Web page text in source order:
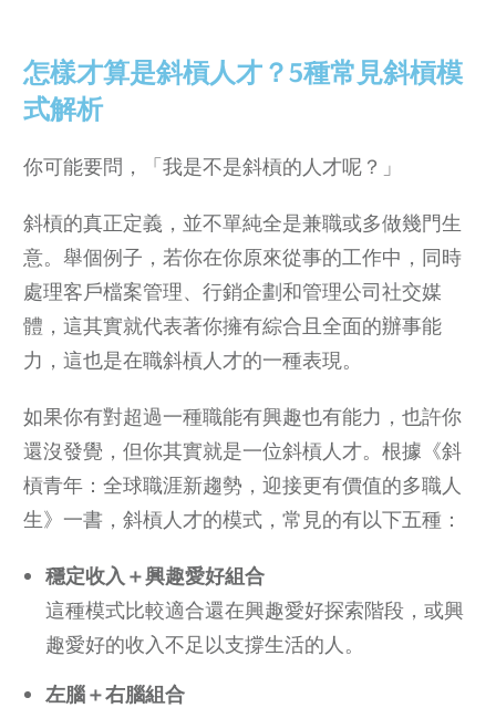
怎樣才算是斜槓人才？5種常見斜槓模
式解析
你可能要問，「我是不是斜槓的人才呢？」
斜槓的真正定義，並不單純全是兼職或多做幾門生
意。舉個例子，若你在你原來從事的工作中，同時
處理客戶檔案管理、行銷企劃和管理公司社交媒
體，這其實就代表著你擁有綜合且全面的辦事能
力，這也是在職斜槓人才的一種表現。
如果你有對超過一種職能有興趣也有能力，也許你
還沒發覺，但你其實就是一位斜槓人才。根據《斜
槓青年：全球職涯新趨勢，迎接更有價值的多職人
生》一書，斜槓人才的模式，常見的有以下五種：
穩定收入＋興趣愛好組合
這種模式比較適合還在興趣愛好探索階段，或興
趣愛好的收入不足以支撐生活的人。
左腦＋右腦組合